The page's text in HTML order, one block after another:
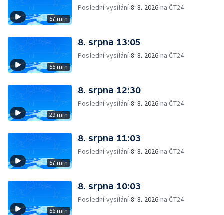
57 min
Poslední vysílání8. 8. 2026 na ČT24
55 min
8. srpna 13:05
Poslední vysílání8. 8. 2026 na ČT24
29 min
8. srpna 12:30
Poslední vysílání8. 8. 2026 na ČT24
57 min
8. srpna 11:03
Poslední vysílání8. 8. 2026 na ČT24
56 min
8. srpna 10:03
Poslední vysílání8. 8. 2026 na ČT24